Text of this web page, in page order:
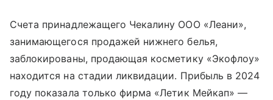
Счета принадлежащего Чекалину ООО «Леани»,
занимающегося продажей нижнего белья,
заблокированы, продающая косметику «Экофлоу»
находится на стадии ликвидации. Прибыль в 2024
году показала только фирма «Летик Мейкап» —